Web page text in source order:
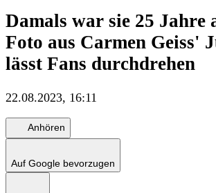
Damals war sie 25 Jahre
Foto aus Carmen Geiss'
lässt Fans durchdrehen
22.08.2023, 16:11
Anhören
Auf Google bevorzugen